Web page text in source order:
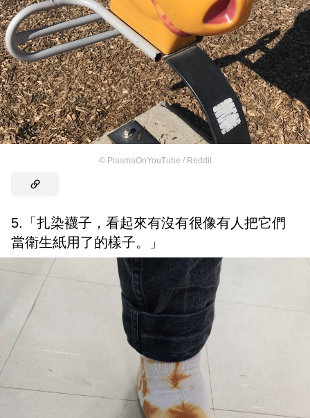
© PlasmaOnYouTube / Reddit
5.「扎染襪子，看起來有沒有很像有人把它們
當衛生紙用了的樣子。」